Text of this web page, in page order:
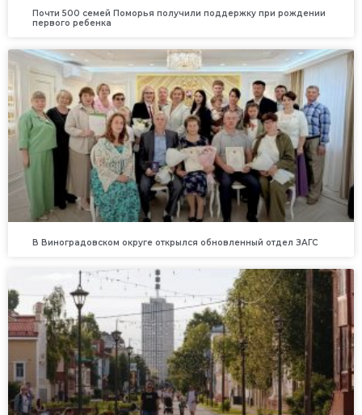
Почти 500 семей Поморья получили поддержку при рождении
первого ребенка
В Виноградовском округе открылся обновленный отдел ЗАГС